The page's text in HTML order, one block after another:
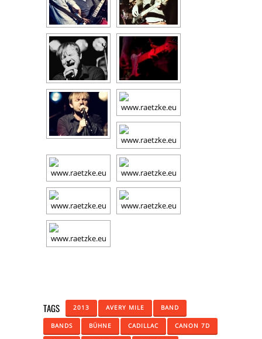
TAGS 2013 AVERY MILE BAND
BANDS BÜHNE CADILLAC CANON 7D